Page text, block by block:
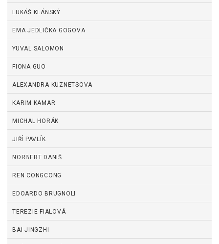
LUKÁŠ KLÁNSKÝ
EMA JEDLIČKA GOGOVA
YUVAL SALOMON
FIONA GUO
ALEXANDRA KUZNETSOVA
KARIM KAMAR
MICHAL HORÁK
JIŘÍ PAVLÍK
NORBERT DANIŠ
REN CONGCONG
EDOARDO BRUGNOLI
TEREZIE FIALOVÁ
BAI JINGZHI